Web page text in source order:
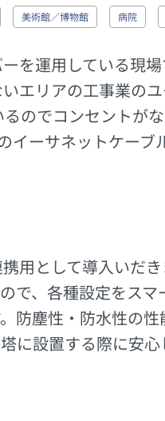
美術館／博物館 病院
を運用している現
エリアの工事業の
のでコンセントが
イーサネットケー
用として導入いだ
で、各種設定をス
防塵性・防水性の
に設置する際に安